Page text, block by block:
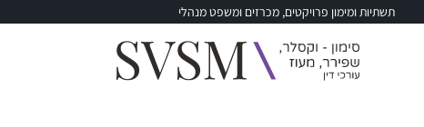
תשתיות ומימון פרויקטים, מכרזים ומשפט מנהלי
Skip
to